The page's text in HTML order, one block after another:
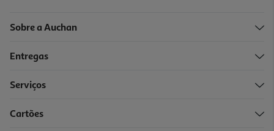
Sobre a Auchan
Entregas
Serviços
Cartões